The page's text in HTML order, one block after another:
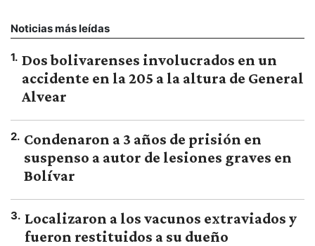
Noticias más leídas
1. Dos bolivarenses involucrados en un
accidente en la 205 a la altura de General
Alvear
2. Condenaron a 3 años de prisión en
suspenso a autor de lesiones graves en
Bolívar
3. Localizaron a los vacunos extraviados y
fueron restituidos a su dueño